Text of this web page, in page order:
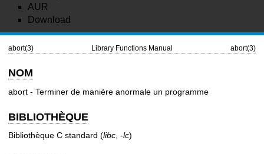
AUR
Download
abort(3) Library Functions Manual abort(3)
NOM
abort - Terminer de manière anormale un programme
BIBLIOTHÈQUE
Bibliothèque C standard (libc -lc)